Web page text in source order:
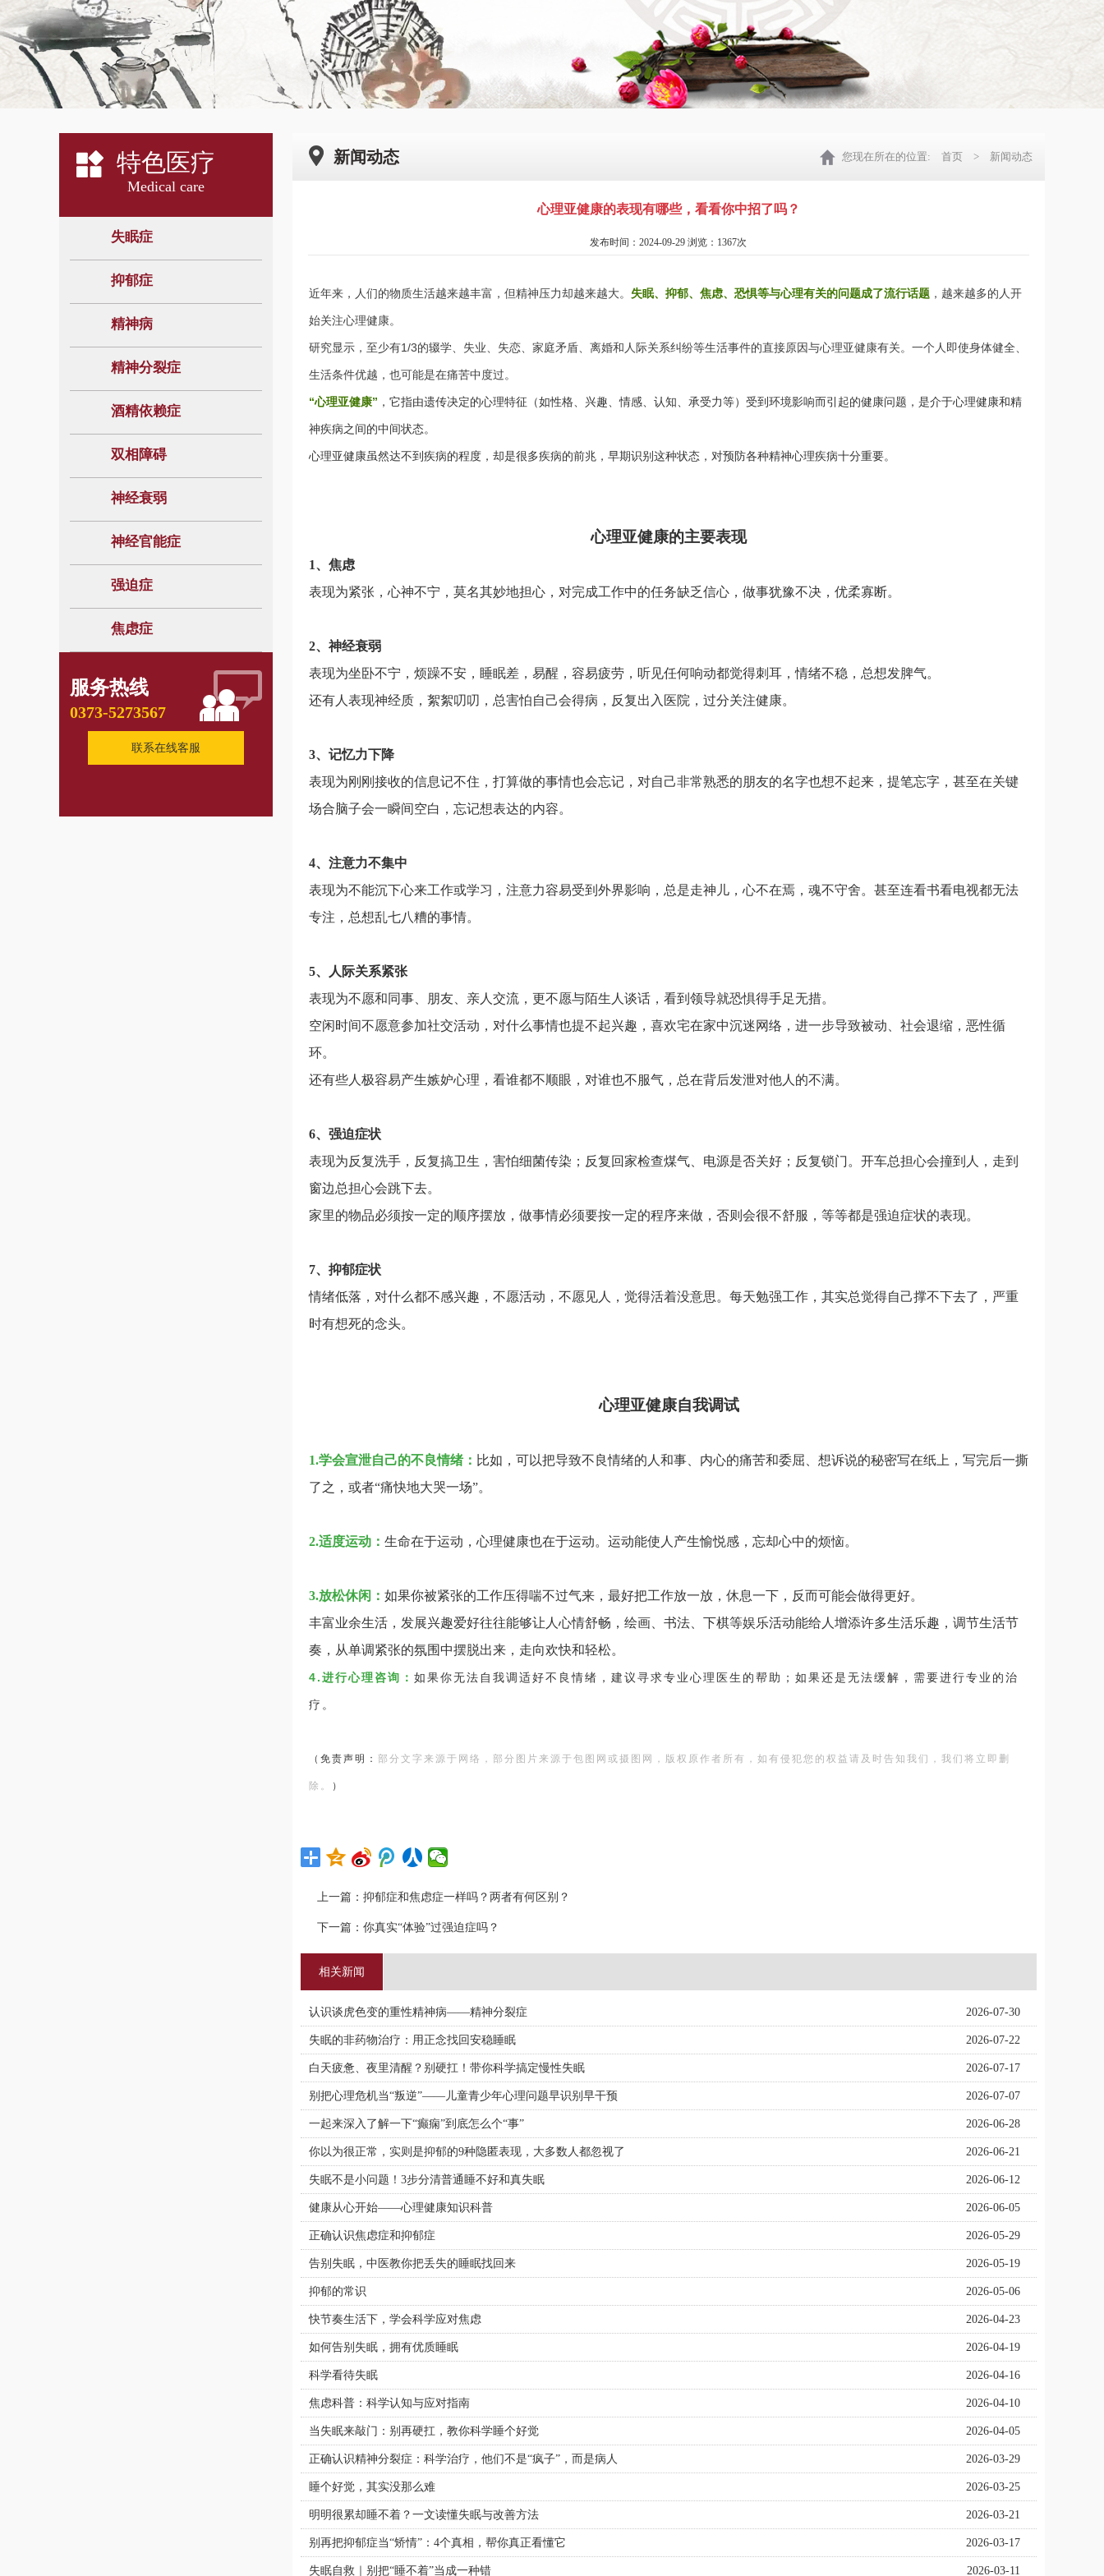
特色医疗
Medical care
失眠症
抑郁症
精神病
精神分裂症
酒精依赖症
双相障碍
神经衰弱
神经官能症
强迫症
焦虑症
服务热线
0373-5273567
联系在线客服
新闻动态 您现在所在的位置: 首页 > 新闻动态
心理亚健康的表现有哪些，看看你中招了吗？
发布时间：2024-09-29 浏览：1367次
近年来，人们的物质生活越来越丰富，但精神压力却越来越大。 失眠、抑郁、焦虑、恐惧等与心理有关的问题成了流行话题 ，越来越多的人开
始关注心理健康。
研究显示，至少有1/3的辍学、失业、失恋、家庭矛盾、离婚和人际关系纠纷等生活事件的直接原因与心理亚健康有关。一个人即使身体健全、
生活条件优越，也可能是在痛苦中度过。
“心理亚健康” ，它指由遗传决定的心理特征（如性格、兴趣、情感、认知、承受力等）受到环境影响而引起的健康问题，是介于心理健康和精
神疾病之间的中间状态。
心理亚健康虽然达不到疾病的程度，却是很多疾病的前兆，早期识别这种状态，对预防各种精神心理疾病十分重要。
心理亚健康的主要表现
1、焦虑
表现为紧张，心神不宁，莫名其妙地担心，对完成工作中的任务缺乏信心，做事犹豫不决，优柔寡断。
2、神经衰弱
表现为坐卧不宁，烦躁不安，睡眠差，易醒，容易疲劳，听见任何响动都觉得刺耳，情绪不稳，总想发脾气。
还有人表现神经质，絮絮叨叨，总害怕自己会得病，反复出入医院，过分关注健康。
3、记忆力下降
表现为刚刚接收的信息记不住，打算做的事情也会忘记，对自己非常熟悉的朋友的名字也想不起来，提笔忘字，甚至在关键
场合脑子会一瞬间空白，忘记想表达的内容。
4、注意力不集中
表现为不能沉下心来工作或学习，注意力容易受到外界影响，总是走神儿，心不在焉，魂不守舍。甚至连看书看电视都无法
专注，总想乱七八糟的事情。
5、人际关系紧张
表现为不愿和同事、朋友、亲人交流，更不愿与陌生人谈话，看到领导就恐惧得手足无措。
空闲时间不愿意参加社交活动，对什么事情也提不起兴趣，喜欢宅在家中沉迷网络，进一步导致被动、社会退缩，恶性循
环。
还有些人极容易产生嫉妒心理，看谁都不顺眼，对谁也不服气，总在背后发泄对他人的不满。
6、强迫症状
表现为反复洗手，反复搞卫生，害怕细菌传染；反复回家检查煤气、电源是否关好；反复锁门。开车总担心会撞到人，走到
窗边总担心会跳下去。
家里的物品必须按一定的顺序摆放，做事情必须要按一定的程序来做，否则会很不舒服，等等都是强迫症状的表现。
7、抑郁症状
情绪低落，对什么都不感兴趣，不愿活动，不愿见人，觉得活着没意思。每天勉强工作，其实总觉得自己撑不下去了，严重
时有想死的念头。
心理亚健康自我调试
1.学会宣泄自己的不良情绪： 比如，可以把导致不良情绪的人和事、内心的痛苦和委屈、想诉说的秘密写在纸上，写完后一撕
了之，或者“痛快地大哭一场”。
2.适度运动： 生命在于运动，心理健康也在于运动。运动能使人产生愉悦感，忘却心中的烦恼。
3.放松休闲： 如果你被紧张的工作压得喘不过气来，最好把工作放一放，休息一下，反而可能会做得更好。
丰富业余生活，发展兴趣爱好往往能够让人心情舒畅，绘画、书法、下棋等娱乐活动能给人增添许多生活乐趣，调节生活节
奏，从单调紧张的氛围中摆脱出来，走向欢快和轻松。
4.进行心理咨询： 如果你无法自我调适好不良情绪，建议寻求专业心理医生的帮助；如果还是无法缓解，需要进行专业的治
疗。
（免责声明： 部分文字来源于网络，部分图片来源于包图网或摄图网，版权原作者所有，如有侵犯您的权益请及时告知我们，我们将立即删
除。 ）
上一篇： 抑郁症和焦虑症一样吗？两者有何区别？
下一篇： 你真实“体验”过强迫症吗？
相关新闻
认识谈虎色变的重性精神病——精神分裂症 2026-07-30
失眠的非药物治疗：用正念找回安稳睡眠 2026-07-22
白天疲惫、夜里清醒？别硬扛！带你科学搞定慢性失眠 2026-07-17
别把心理危机当“叛逆”——儿童青少年心理问题早识别早干预 2026-07-07
一起来深入了解一下“癫痫”到底怎么个“事” 2026-06-28
你以为很正常，实则是抑郁的9种隐匿表现，大多数人都忽视了 2026-06-21
失眠不是小问题！3步分清普通睡不好和真失眠 2026-06-12
健康从心开始——心理健康知识科普 2026-06-05
正确认识焦虑症和抑郁症 2026-05-29
告别失眠，中医教你把丢失的睡眠找回来 2026-05-19
抑郁的常识 2026-05-06
快节奏生活下，学会科学应对焦虑 2026-04-23
如何告别失眠，拥有优质睡眠 2026-04-19
科学看待失眠 2026-04-16
焦虑科普：科学认知与应对指南 2026-04-10
当失眠来敲门：别再硬扛，教你科学睡个好觉 2026-04-05
正确认识精神分裂症：科学治疗，他们不是“疯子”，而是病人 2026-03-29
睡个好觉，其实没那么难 2026-03-25
明明很累却睡不着？一文读懂失眠与改善方法 2026-03-21
别再把抑郁症当“矫情”：4个真相，帮你真正看懂它 2026-03-17
失眠自救｜别把“睡不着”当成一种错 2026-03-11